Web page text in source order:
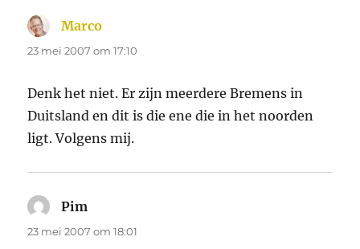
Marco
23 mei 2007 om 17:10
Denk het niet. Er zijn meerdere Bremens in
Duitsland en dit is die ene die in het noorden
ligt. Volgens mij.
Pim
23 mei 2007 om 18:01